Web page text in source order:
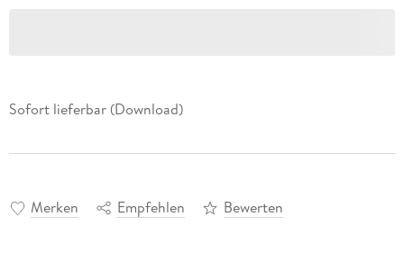
Sofort lieferbar (Download)
Merken Empfehlen Bewerten